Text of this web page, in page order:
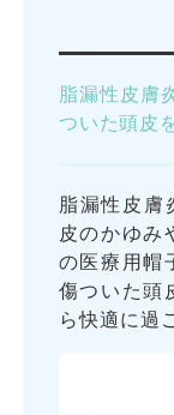
脂漏性皮膚
ついた頭皮
脂漏性皮膚
皮のかゆみ
の医療用帽
傷ついた頭
ら快適に過